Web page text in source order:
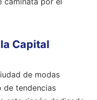
Capital
de modas
de tendencias